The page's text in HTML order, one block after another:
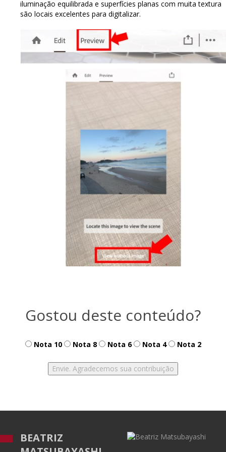
iluminação equilibrada e superfícies planas com muita textura
são locais excelentes para digitalizar.
Gostou deste conteúdo?
Nota 10 Nota 8 Nota 6 Nota 4 Nota 2
BEATRIZ